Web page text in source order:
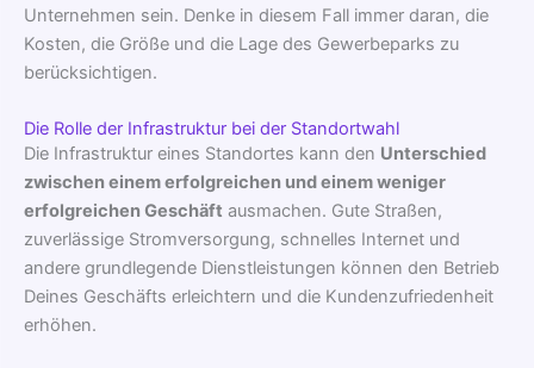
Unternehmen sein. Denke in diesem Fall immer daran, die
Kosten, die Größe und die Lage des Gewerbeparks zu
berücksichtigen.
Die Rolle der Infrastruktur bei der Standortwahl
Die Infrastruktur eines Standortes kann den Unterschied
zwischen einem erfolgreichen und einem weniger
erfolgreichen Geschäft ausmachen. Gute Straßen,
zuverlässige Stromversorgung, schnelles Internet und
andere grundlegende Dienstleistungen können den Betrieb
Deines Geschäfts erleichtern und die Kundenzufriedenheit
erhöhen.